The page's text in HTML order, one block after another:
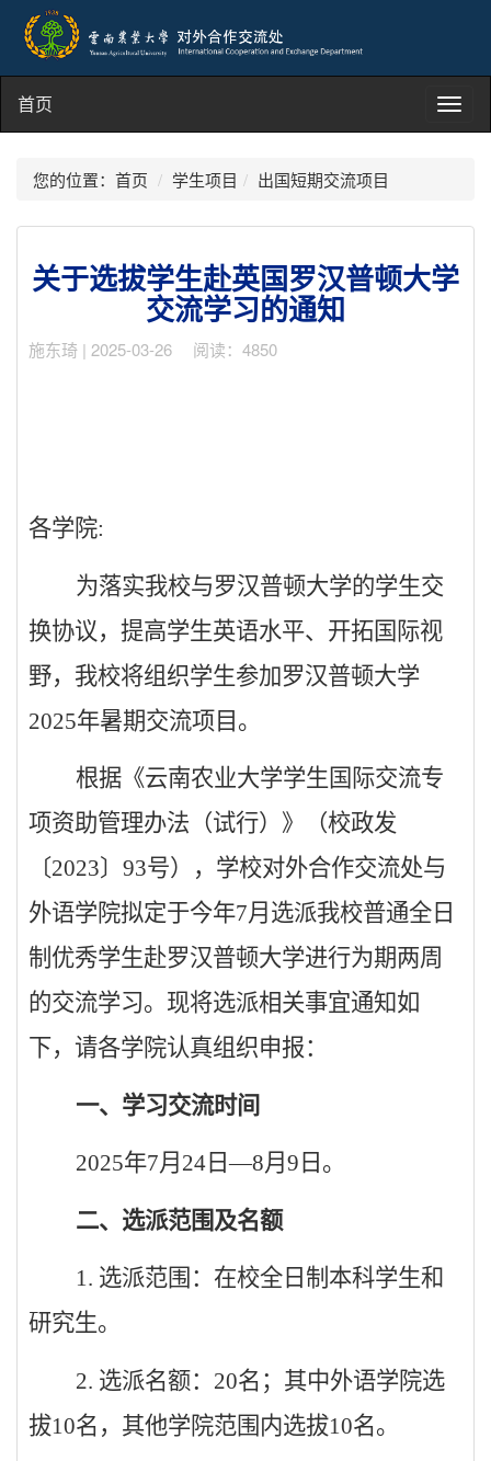
首页
您的位置： 首页 学生项目 出国短期交流项目
关于选拔学生赴英国罗汉普顿大学
交流学习的通知
施东琦 | 2025-03-26 阅读：4850
各学院:
为落实我校与罗汉普顿大学的学生交
换协议，提高学生英语水平、开拓国际视
野，我校将组织学生参加罗汉普顿大学
2025年暑期交流项目。
根据《云南农业大学学生国际交流专
项资助管理办法（试行）》（校政发
〔2023〕 93号），学校对外合作交流处与
外语学院拟定于今年7月选派我校普通全日
制优秀学生赴罗汉普顿大学进行为期两周
的交流学习。现将选派相关事宜通知如
下，请各学院认真组织申报：
一、学习交流时间
2025年7月 24日—8月 9 日。
二、选派范围及名额
1. 选派范围：在校全日制本科学生和
研究生。
2. 选派名额： 20名；其中外语学院选
拔10名，其他学院范围内选拔10名。